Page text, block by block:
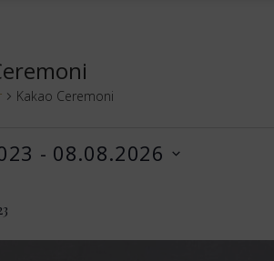
Kakao Ceremoni
- 08.08.2026